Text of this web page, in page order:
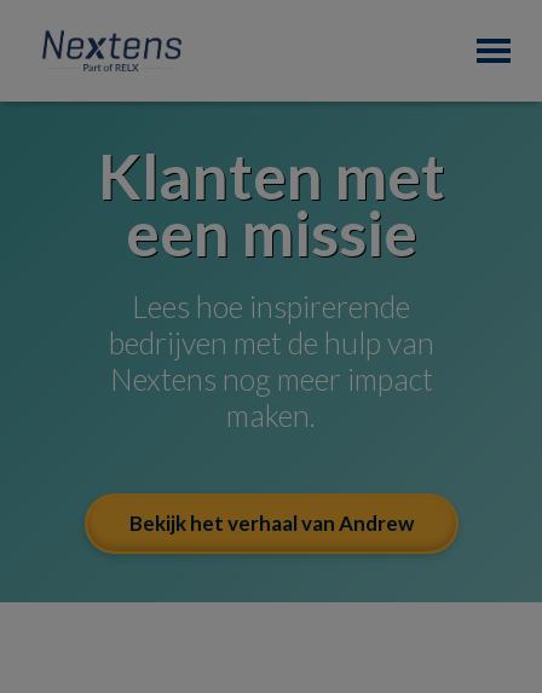
primary
navigation
content
Nextens
Fiscaal
partner
van
Klanten met
een missie
Lees hoe inspirerende
bedrijven met de hulp van
Nextens nog meer impact
maken.
Bekijk het verhaal van Andrew